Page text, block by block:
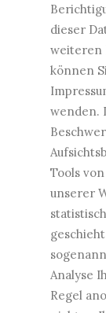
dieser
weiteren
können
wenden.
Tools
unserer
Analyse
Regel